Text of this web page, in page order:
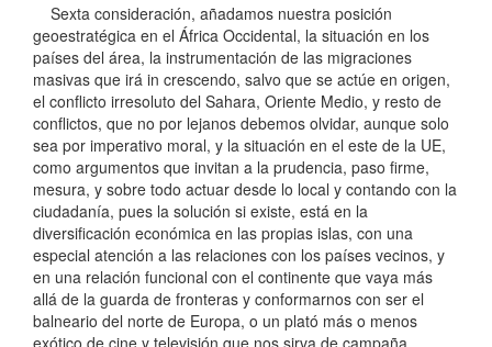
Sexta consideración, añadamos nuestra posición
geoestratégica en el África Occidental, la situación en los
países del área, la instrumentación de las migraciones
masivas que irá in crescendo, salvo que se actúe en origen,
el conflicto irresoluto del Sahara, Oriente Medio, y resto de
conflictos, que no por lejanos debemos olvidar, aunque solo
sea por imperativo moral, y la situación en el este de la UE,
como argumentos que invitan a la prudencia, paso firme,
mesura, y sobre todo actuar desde lo local y contando con la
ciudadanía, pues la solución si existe, está en la
diversificación económica en las propias islas, con una
especial atención a las relaciones con los países vecinos, y
en una relación funcional con el continente que vaya más
allá de la guarda de fronteras y conformarnos con ser el
balneario del norte de Europa, o un plató más o menos
exótico de cine y televisión que nos sirva de campaña